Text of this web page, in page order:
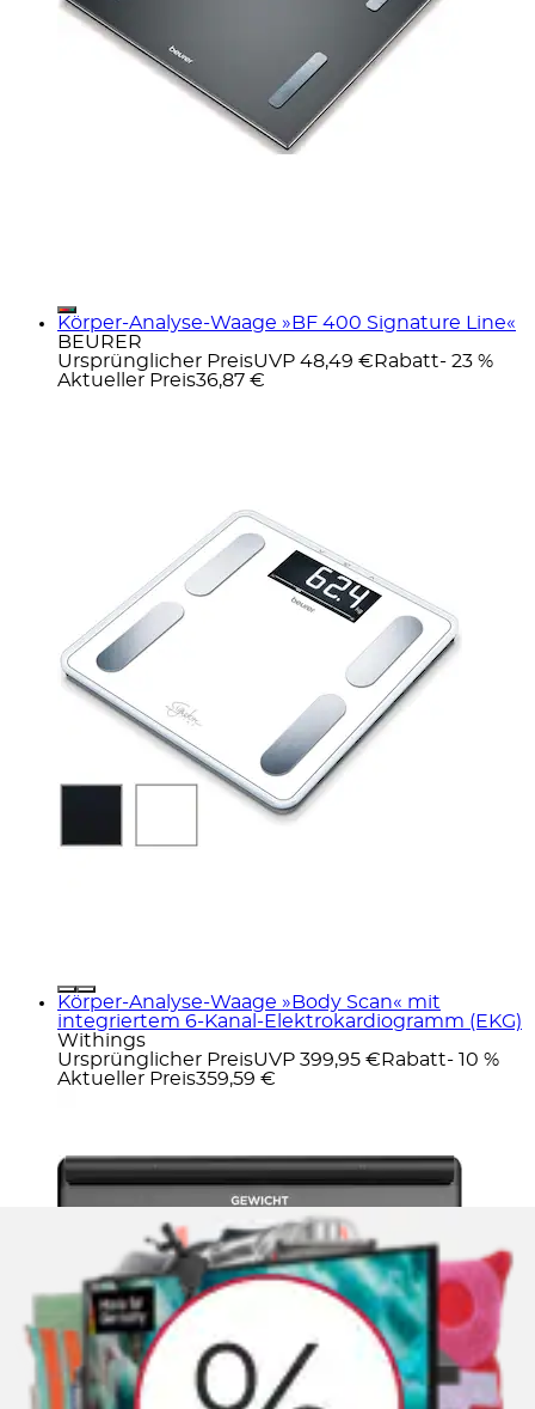
Körper-Analyse-Waage »BF 400 Signature Line«
BEURER
Ursprünglicher PreisUVP 48,49 € Rabatt- 23 %
Aktueller Preis36,87 €
Körper-Analyse-Waage »Body Scan« mit
integriertem 6-Kanal-Elektrokardiogramm (EKG)
Withings
Ursprünglicher PreisUVP 399,95 € Rabatt- 10 %
Aktueller Preis359,59 €